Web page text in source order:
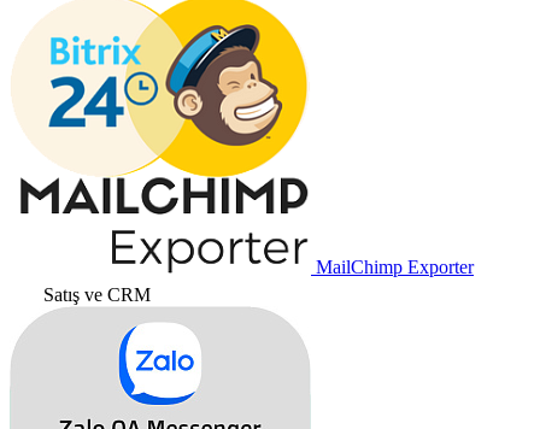
MailChimp Exporter
Satış ve CRM